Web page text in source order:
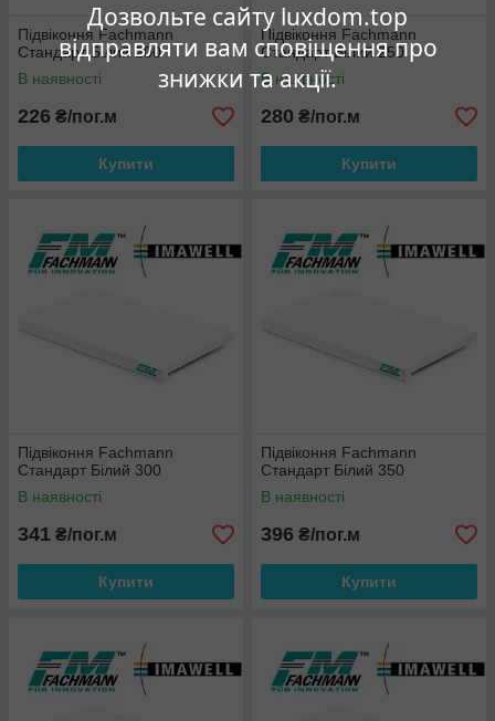
Дозвольте сайту luxdom.top
відправляти вам сповіщення про
знижки та акції.
Підвіконня Fachmann
Стандарт Білий 200
В наявності
226 ₴/пог.м
Купити
Підвіконня Fachmann
Стандарт Білий 250
В наявності
280 ₴/пог.м
Купити
Підвіконня Fachmann
Стандарт Білий 300
В наявності
341 ₴/пог.м
Купити
Підвіконня Fachmann
Стандарт Білий 350
В наявності
396 ₴/пог.м
Купити